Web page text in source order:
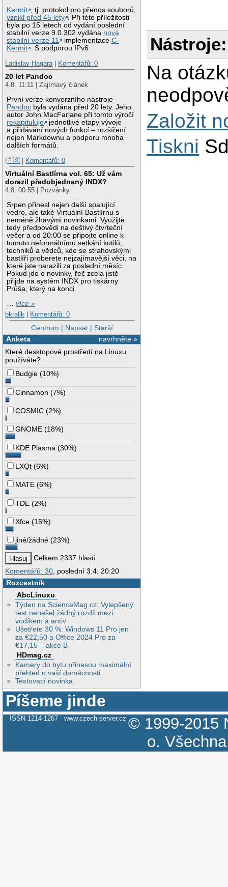
Kermit
, tj. protokol pro přenos souborů,
vznikl před 45 lety
. Při této příležitosti
byla po 15 letech od vydání poslední
stabilní verze 9.0.302 vydána nová
stabilní verze 11
implementaceC-
Kermit
. S podporou IPv6.
Ladislav Hagara | Komentářů: 0
20 let Pandoc
4.8. 11:11 | Zajímavý článek
První verze konverzního nástroje
Pandoc byla vydána před 20 lety. Jeho
autor John MacFarlane při tomto výročí
rekapituluje
jednotlivé etapy vývoje
a přidávání nových funkcí – rozšíření
nejen Markdownu a podporu mnoha
dalších formátů.
|🇵🇸 | Komentářů: 0
Virtuální Bastlírna vol. 65: Už vám
dorazil předobjednaný INDX?
4.8. 00:55 | Pozvánky
Srpen přinesl nejen další spalující
vedro, ale také Virtuální Bastlírnu s
neméně žhavými novinkami. Využijte
tedy předpovědi na deštivý čtvrteční
večer a od 20:00 se připojte online k
tomuto neformálnímu setkání kutilů,
techniků a vědců, kde se strahovskými
bastlíři proberete nejzajímavější věci, na
které jste narazili za poslední měsíc.
Pokud jde o novinky, řeč zcela jistě
přijde na systém INDX pro tiskárny
Průša, který na konci
…více »
bkralik
Komentářů: 0
Centrum | Napsat| Starší
navrhněte »
Anketa
Které desktopové prostředí na Linuxu
používáte?
Budgie (10%)
Cinnamon (7%)
COSMIC (2%)
GNOME (18%)
KDE Plasma (30%)
LXQt (6%)
MATE (6%)
TDE (2%)
Xfce (15%)
jiné/žádné (23%)
Celkem 2337 hlasů
Komentářů: 30 , poslední 3.4. 20:20
Rozcestník
AbcLinuxu
Týden na ScienceMag.cz: Vylepšený
test nenašel žádný rozdíl mezi
vodíkem a antiv
Ušetřete 30 %: Windows 11 Pro jen
za €22,50 a Office 2024 Pro za
€17,15 – akce B
HDmag.cz
Kamery do bytu přinesou maximální
přehled o vaší domácnosti
Testovací novinka
Nástroje:
Na
Založit
Tiskni
Píšeme jinde
ISSN 1214-1267 www.czech-server.cz © 1999-2015
o.